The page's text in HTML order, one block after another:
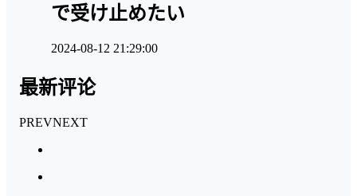
で受け止めたい
2024-08-12 21:29:00
最新评论
PREVNEXT